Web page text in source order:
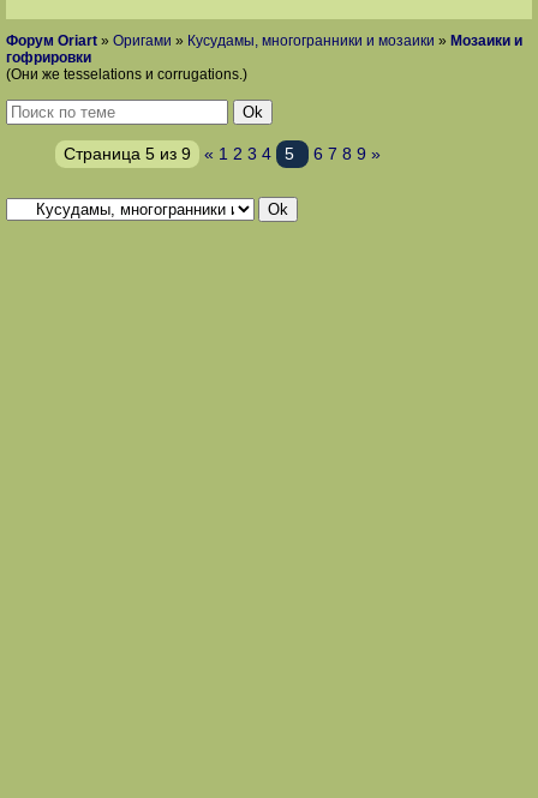
Форум Oriart » Оригами » Кусудамы, многогранники и мозаики » Мозаики и
гофрировки
(Они же tesselations и corrugations.)
Страница 5из 9 « 1 2 3 4 5 6 7 8 9 »